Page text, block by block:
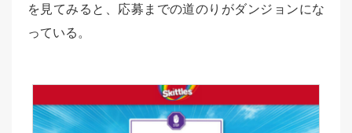
を見てみると、応募までの道のりがダンジョンにな
っている。